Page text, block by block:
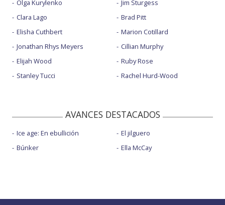
Olga Kurylenko
Clara Lago
Elisha Cuthbert
Jonathan Rhys Meyers
Elijah Wood
Stanley Tucci
Jim Sturgess
Brad Pitt
Marion Cotillard
Cillian Murphy
Ruby Rose
Rachel Hurd-Wood
AVANCES DESTACADOS
Ice age: En ebullición
Búnker
El jilguero
Ella McCay